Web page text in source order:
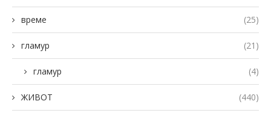
време (25)
гламур (21)
гламур (4)
ЖИВОТ (440)